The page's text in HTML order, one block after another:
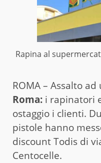
Rapina al
ROMA – Assalto ad
Roma: i rapinatori
ostaggio i clienti.
pistole hanno
discount Todis di
Centocelle.